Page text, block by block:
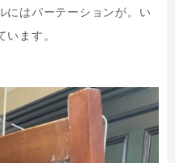
にはパーテーションが。い
ます。